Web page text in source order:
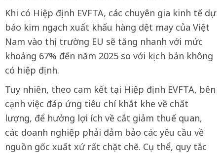
Khi có Hiệp định EVFTA, các chuyên gia kinh tế dự
báo kim ngạch xuất khẩu hàng dệt may của Việt
Nam vào thị trường EU sẽ tăng nhanh với mức
khoảng 67% đến năm 2025 so với kịch bản không
có hiệp định.
Tuy nhiên, theo cam kết tại Hiệp định EVFTA, bên
cạnh việc đáp ứng tiêu chí khắt khe về chất
lượng, để hưởng lợi ích về cắt giảm thuế quan,
các doanh nghiệp phải đảm bảo các yêu cầu về
nguồn gốc xuất xứ rất chặt chẽ. Cụ thể, quy tắc